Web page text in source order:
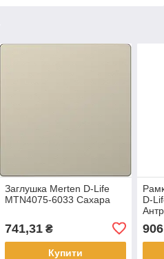
Заглушка Merten D-Life
MTN4075-6033 Сахара
741,31₴
Купити
D-